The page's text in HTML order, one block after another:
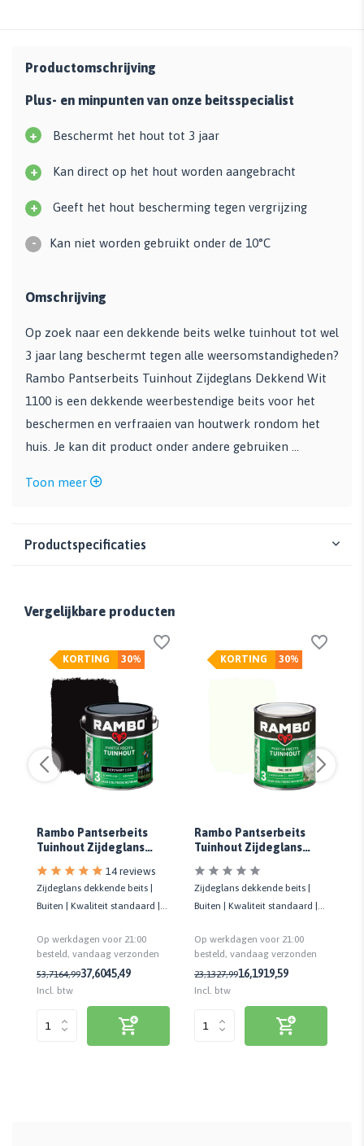
Productomschrijving
Plus- en minpunten van onze beitsspecialist
+ Beschermt het hout tot 3 jaar
+ Kan direct op het hout worden aangebracht
+ Geeft het hout bescherming tegen vergrijzing
- Kan niet worden gebruikt onder de 10°C
Omschrijving
Op zoek naar een dekkende beits welke tuinhout tot wel
3 jaar lang beschermt tegen alle weersomstandigheden?
Rambo Pantserbeits Tuinhout Zijdeglans Dekkend Wit
1100 is een dekkende weerbestendige beits voor het
beschermen en verfraaien van houtwerk rondom het
huis. Je kan dit product onder andere gebruiken ...
Toon meer
Productspecificaties
Vergelijkbare producten
30%
KORTING
Rambo Pantserbeits
Tuinhout Zijdeglans
14 reviews
Zijdeglans dekkende beits |
Buiten | Kwaliteit standaard |
Op werkdagen voor 21:00
besteld, vandaag verzonden
53,7164,9937,6045,49
Incl. btw
30%
KORTING
Rambo Pantserbeits
Tuinhout Zijdeglans
Zijdeglans dekkende beits |
Buiten | Kwaliteit standaard |
Op werkdagen voor 21:00
besteld, vandaag verzonden
23,1327,9916,1919,59
Incl. btw